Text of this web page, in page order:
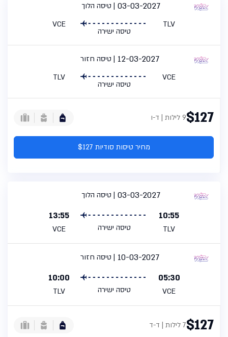
טיסה הלוך 03-03-2027
TLV
טיסה ישירה
VCE
טיסה חזור 12-03-2027
VCE
טיסה ישירה
TLV
$1279 לילות | ד-ו
מחיר טיסות סודיות $127
טיסה הלוך
03-03-2027
10:55
TLV טיסה ישירה
13:55
VCE
טיסה חזור
10-03-2027
05:30
VCE טיסה ישירה
10:00
TLV
$1277 לילות | ד-ד